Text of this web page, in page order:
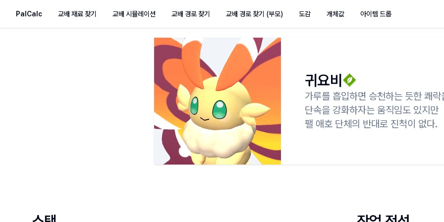
PalCalc 교배 재료 찾기 교배 시뮬레이션 교배 경로 찾기 교배 경로 찾기 (부모) 도감 개체값 아이템 드롭
귀요비
가루를 흡입하면 승천하는 듯한 쾌락
단속을 강화하자는 움직임도 있지만
팰 애호 단체의 반대로 진척이 없다.